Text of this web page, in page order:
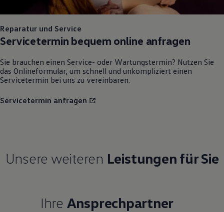
Reparatur und Service
Servicetermin bequem online anfragen
Sie brauchen einen Service- oder Wartungstermin? Nutzen Sie
das Onlineformular, um schnell und unkompliziert einen
Servicetermin bei uns zu vereinbaren.
Servicetermin anfragen
Unsere weiteren Leistungen für Sie
Ihre Ansprechpartner